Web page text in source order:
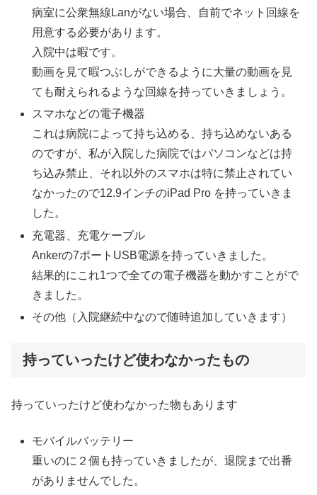
病室に公衆無線Lanがない場合、自前でネット回線を
用意する必要があります。
入院中は暇です。
動画を見て暇つぶしができるように大量の動画を見
ても耐えられるような回線を持っていきましょう。
スマホなどの電子機器
これは病院によって持ち込める、持ち込めないある
のですが、私が入院した病院ではパソコンなどは持
ち込み禁止、それ以外のスマホは特に禁止されてい
なかったので12.9インチのiPad Pro を持っていきま
した。
充電器、充電ケーブル
Ankerの7ポートUSB電源を持っていきました。
結果的にこれ1つで全ての電子機器を動かすことがで
きました。
その他（入院継続中なので随時追加していきます）
持っていったけど使わなかったもの
持っていったけど使わなかった物もあります
モバイルバッテリー
重いのに２個も持っていきましたが、退院まで出番
がありませんでした。